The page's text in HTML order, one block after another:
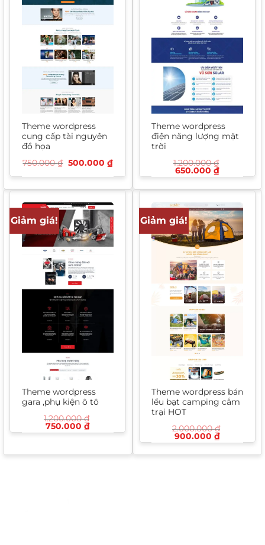
Theme wordpress
cung cấp tài nguyên
đồ họa
750.000₫ Giá
500.000 ₫Giá
hiện
tại
500.000 ₫.
Theme wordpress
điện năng lượng mặt
trời
1.200.000₫
Giá
1.200.000 ₫.
650.000 ₫Giá
là:
650.000 ₫.
Giảm giá!
Theme wordpress
gara ,phụ kiện ô tô
1.200.000₫
Giá
750.000 ₫Giá
750.000 ₫.
Giảm giá!
Theme wordpress bán
lều bạt camping cắm
trại HOT
2.000.000₫
Giá
900.000 ₫Giá